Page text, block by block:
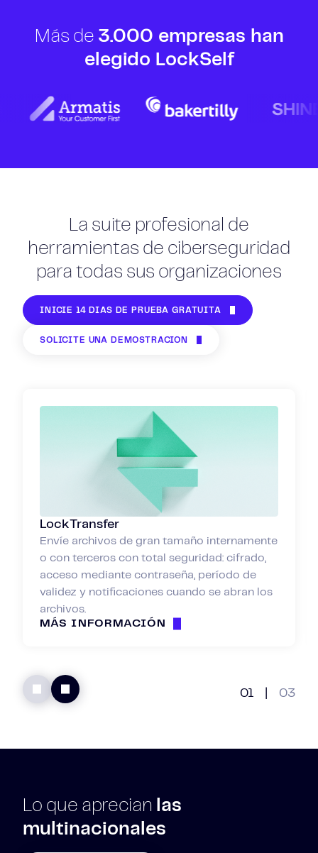
Más de 3.000 empresas han
elegido LockSelf
La suite profesional de
herramientas de ciberseguridad
para todas sus organizaciones
INICIE 14 DÍAS DE PRUEBA GRATUITA
SOLICITE UNA DEMOSTRACIÓN
LockTransfer
Envíe archivos de gran tamaño internamente
o con terceros con total seguridad: cifrado,
acceso mediante contraseña, período de
validez y notificaciones cuando se abran los
archivos.
MÁS INFORMACIÓN
01 03
Lo que aprecian las
multinacionales